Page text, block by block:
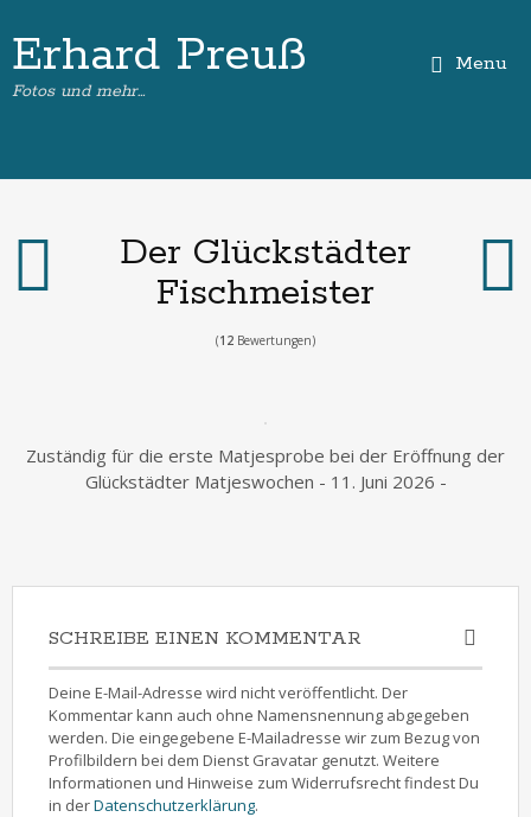
Erhard Preuß
Fotos und mehr…
Menu
Der Glückstädter
Fischmeister
(12 Bewertungen)
Zuständig für die erste Matjesprobe bei der Eröffnung der
Glückstädter Matjeswochen - 11. Juni 2026 -
SCHREIBE EINEN KOMMENTAR
Deine E-Mail-Adresse wird nicht veröffentlicht. Der
Kommentar kann auch ohne Namensnennung abgegeben
werden. Die eingegebene E-Mailadresse wir zum Bezug von
Profilbildern bei dem Dienst Gravatar genutzt. Weitere
Informationen und Hinweise zum Widerrufsrecht findest Du
in derDatenschutzerklärung.